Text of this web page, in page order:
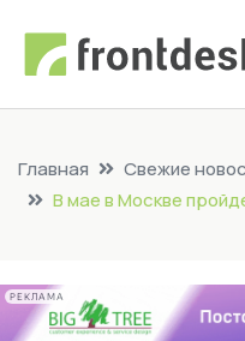
Главная
Свежие
В мае в Москве
РЕКЛАМА